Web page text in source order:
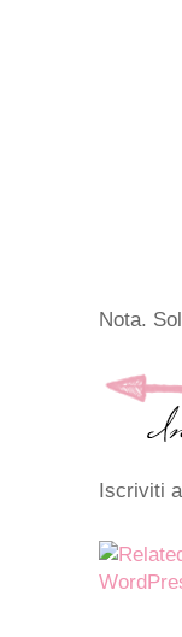
Nota.
Iscriviti